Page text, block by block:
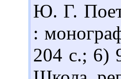
Ю. Г.
:
204 с.; 6)